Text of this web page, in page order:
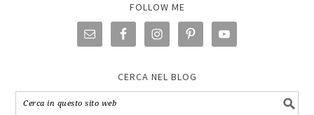
FOLLOW ME
CERCA NEL BLOG